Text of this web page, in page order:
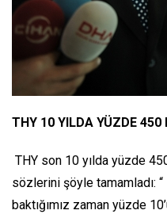
THY 10 YILDA YÜZDE 450
THY son 10 yılda yüzde
sözlerini şöyle tamamladı: “
baktığımız zaman yüzde